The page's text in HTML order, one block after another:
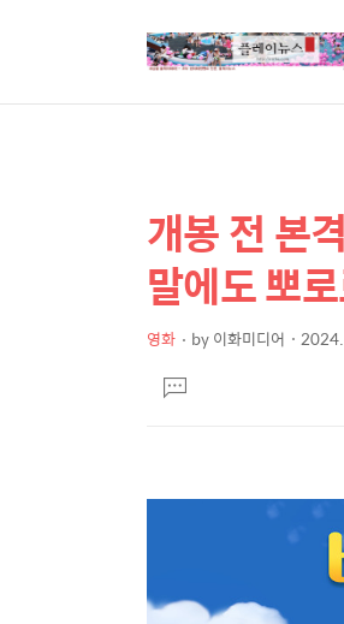
상
컨
텐
본
문
제
목
개봉 전 본
말에도 뽀
영화 by이화미디어
문댓
글